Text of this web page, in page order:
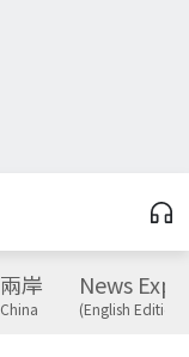
兩岸
China
News
(English Edition)